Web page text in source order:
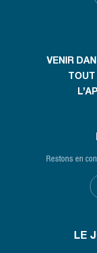
VENIR
Restons en
LE